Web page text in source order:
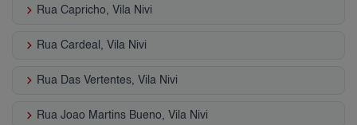
keyboard_arrow_right Rua Capricho, Vila Nivi
keyboard_arrow_right Rua Cardeal, Vila Nivi
keyboard_arrow_right Rua Das Vertentes, Vila Nivi
keyboard_arrow_right Rua Joao Martins Bueno, Vila Nivi